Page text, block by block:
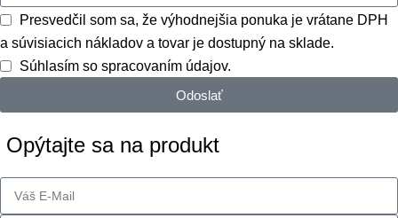
Presvedčil som sa, že výhodnejšia ponuka je vrátane DPH
a súvisiacich nákladov a tovar je dostupný na sklade.
Súhlasím so spracovaním údajov.
Odoslať
Opýtajte sa na produkt